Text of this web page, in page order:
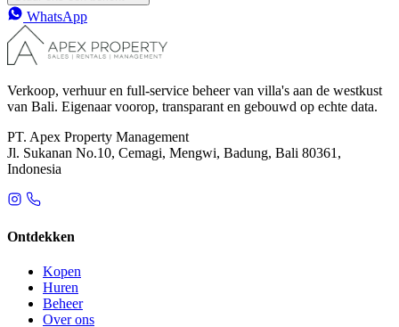
WhatsApp
Verkoop, verhuur en full-service beheer van villa's aan de westkust
van Bali. Eigenaar voorop, transparant en gebouwd op echte data.
PT. Apex Property Management
Jl. Sukanan No.10, Cemagi, Mengwi, Badung, Bali 80361,
Indonesia
Ontdekken
Kopen
Huren
Beheer
Over ons